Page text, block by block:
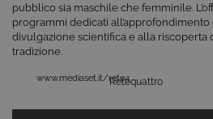
pubblico sia maschile che femminile.
programmi dedicati
divulgazione scientifica e alla
tradizione.
Retequattro
www.mediaset.it/rete4